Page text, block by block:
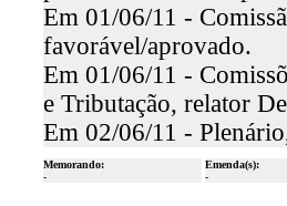
Em 01/06/11 -
favorável/aprovado.
Em 01/06/11 -
e Tributação, relator
Em 02/06/11 -
Memorando:
-
Emenda(s):
-